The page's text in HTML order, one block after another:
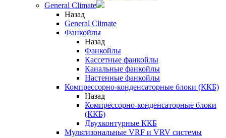
General Climate
Назад
General Climate
Фанкойлы
Назад
Фанкойлы
Кассетные фанкойлы
Канальные фанкойлы
Настенные фанкойлы
Компрессорно-конденсаторные блоки (ККБ)
Назад
Компрессорно-конденсаторные блоки
(ККБ)
Двухконтурные ККБ
Мультизональные VRF и VRV системы